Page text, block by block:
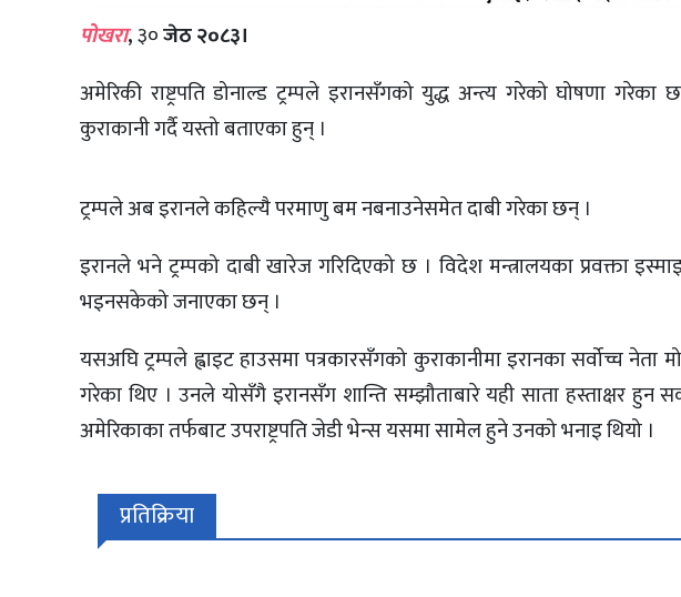
पोखरा,३०जेठ २०८३।
अमेरिकी राष्ट्रपति डोनाल्ड ट्रम्पले इरानसँगको युद्ध अन्त्य गरेको घोषणा
कुराकानी गर्दै यस्तो बताएका हुन् ।
ट्रम्पले अब इरानले कहिल्यै परमाणु बम नबनाउनेसमेत दाबी गरेका छन् ।
इरानले भने ट्रम्पको दाबी खारेज गरिदिएको छ । विदेश मन्त्रालयका प्रवक्ता
भइनसकेको जनाएका छन् ।
यसअघि ट्रम्पले ह्वाइट हाउसमा पत्रकारसँगको कुराकानीमा इरानका सर्वोच्च
गरेका थिए । उनले योसँगै इरानसँग शान्ति सम्झौताबारे यही साता हस्ताक्षर
अमेरिकाका तर्फबाट उपराष्ट्रपति जेडी भेन्स यसमा सामेल हुने उनको भनाइ थियो ।
प्रतिक्रिया